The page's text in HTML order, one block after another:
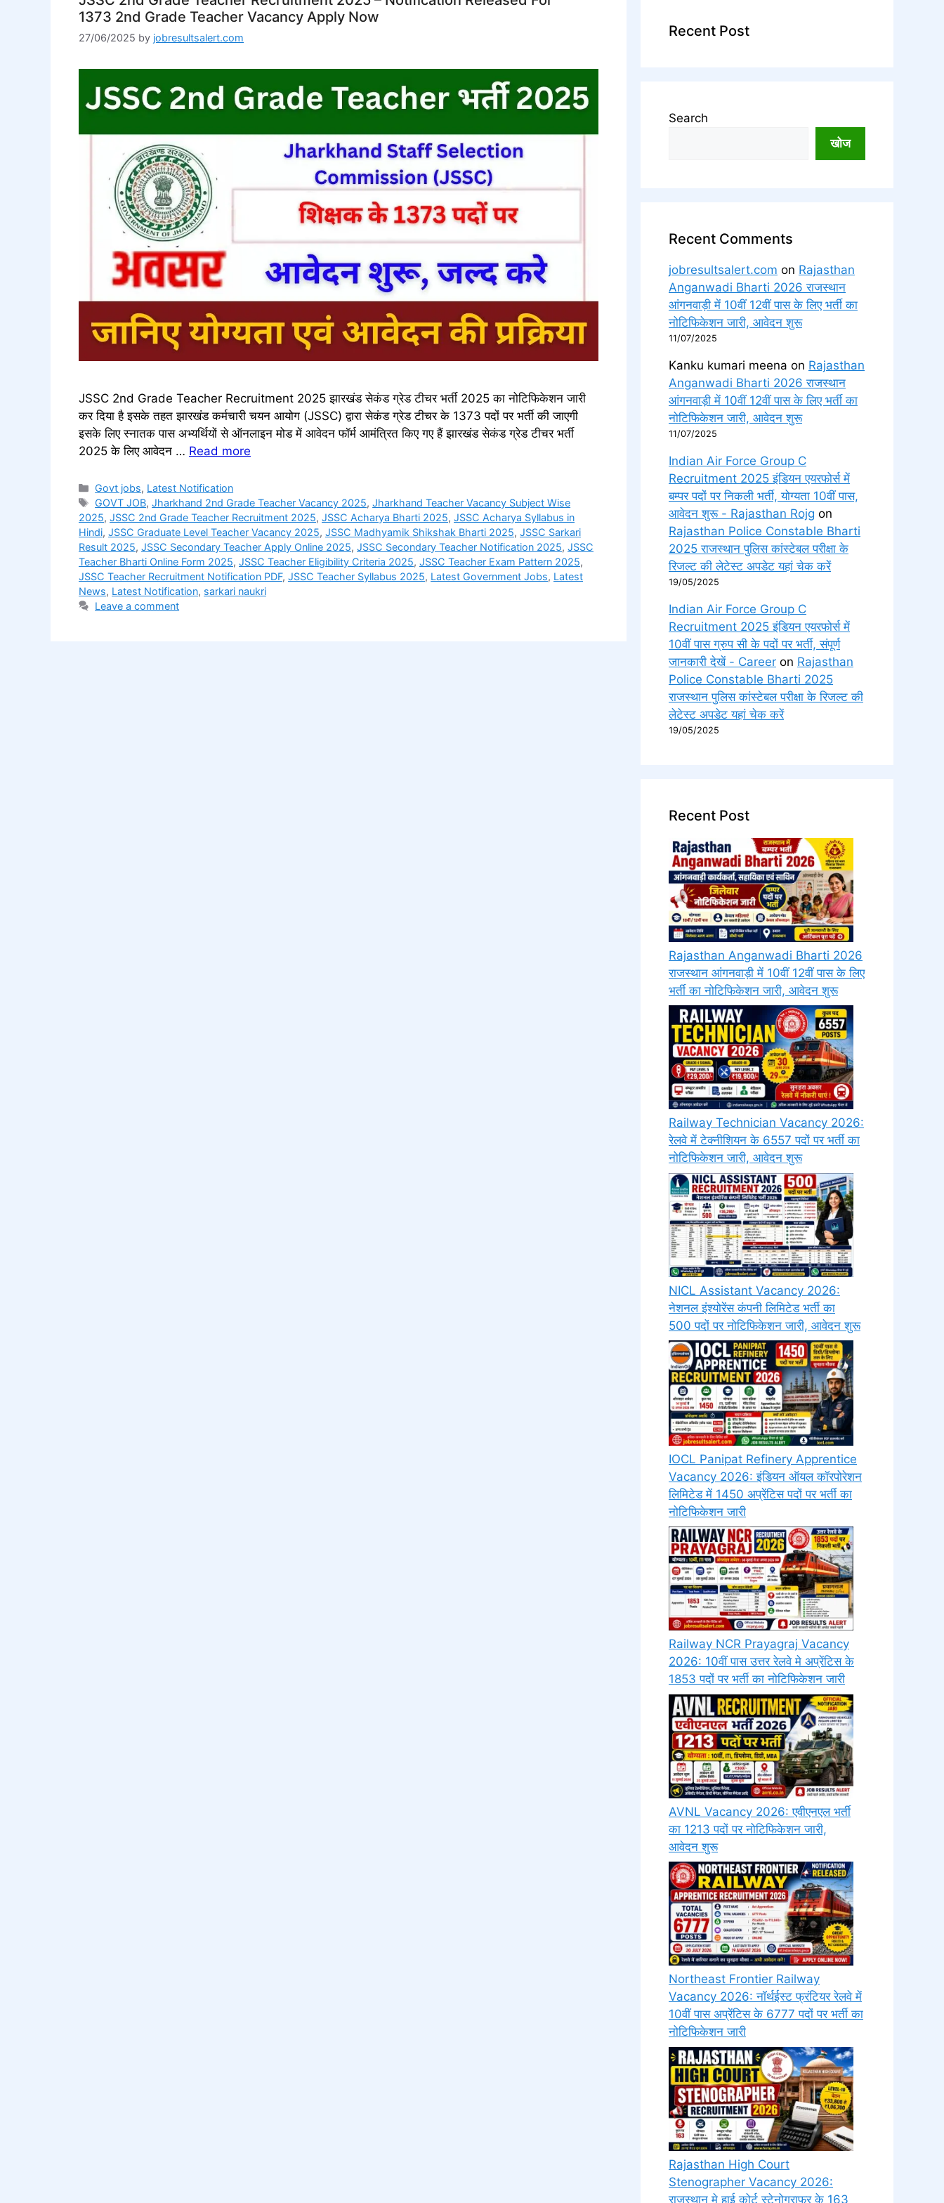
1373 2nd Grade Teacher Vacancy Apply Now
27/06/2025 by jobresultsalert.com
JSSC 2nd Grade Teacher Recruitment 2025 झारखंड सेकंड ग्रेड टीचर भर्ती 2025 का नोटिफिकेशन जारी
कर दिया है इसके तहत झारखंड कर्मचारी चयन आयोग (JSSC) द्वारा सेकंड ग्रेड टीचर के 1373 पदों पर भर्ती की जाएगी
इसके लिए स्नातक पास अभ्यर्थियों से ऑनलाइन मोड में आवेदन फॉर्म आमंत्रित किए गए हैं झारखंड सेकंड ग्रेड टीचर भर्ती
2025 के लिए आवेदन … Read more
Categories
Govt jobs, Latest Notification
Tags
GOVT JOB,Jharkhand 2nd Grade Teacher Vacancy 2025,Jharkhand Teacher Vacancy Subject Wise
2025, JSSC 2nd Grade Teacher Recruitment 2025, JSSC Acharya Bharti 2025, JSSC Acharya Syllabus in
Hindi, JSSC Graduate Level Teacher Vacancy 2025, JSSC Madhyamik Shikshak Bharti 2025, JSSC Sarkari
Result 2025, JSSC Secondary Teacher Apply Online 2025, JSSC Secondary Teacher Notification 2025, JSSC
Teacher Bharti Online Form 2025, JSSC Teacher Eligibility Criteria 2025, JSSC Teacher Exam Pattern 2025,
JSSC Teacher Recruitment Notification PDF, JSSC Teacher Syllabus 2025, Latest Government Jobs, Latest
News, Latest Notification, sarkari naukri
Leave a comment
Recent Post
Search
खोज
Recent Comments
jobresultsalert.com on Rajasthan
Anganwadi Bharti 2026 राजस्थान
आंगनवाड़ी में 10वीं 12वीं पास के लिए भर्ती का
नोटिफिकेशन जारी, आवेदन शुरू
11/07/2025
Kanku kumari meena on Rajasthan
Anganwadi Bharti 2026 राजस्थान
आंगनवाड़ी में 10वीं 12वीं पास के लिए भर्ती का
नोटिफिकेशन जारी, आवेदन शुरू
11/07/2025
Indian Air Force Group C
Recruitment 2025 इंडियन एयरफोर्स में
बम्पर पदों पर निकली भर्ती, योग्यता 10वीं पास,
आवेदन शुरू - Rajasthan Rojg on
Rajasthan Police Constable Bharti
2025 राजस्थान पुलिस कांस्टेबल परीक्षा के
रिजल्ट की लेटेस्ट अपडेट यहां चेक करें
19/05/2025
Indian Air Force Group C
Recruitment 2025 इंडियन एयरफोर्स में
10वीं पास ग्रुप सी के पदों पर भर्ती, संपूर्ण
जानकारी देखें - Career on Rajasthan
Police Constable Bharti 2025
राजस्थान पुलिस कांस्टेबल परीक्षा के रिजल्ट की
लेटेस्ट अपडेट यहां चेक करें
19/05/2025
Recent Post
Rajasthan Anganwadi Bharti 2026
राजस्थान आंगनवाड़ी में 10वीं 12वीं पास के लिए
भर्ती का नोटिफिकेशन जारी, आवेदन शुरू
Railway Technician Vacancy 2026:
रेलवे में टेक्नीशियन के 6557 पदों पर भर्ती का
नोटिफिकेशन जारी, आवेदन शुरू
NICL Assistant Vacancy 2026:
नेशनल इंश्योरेंस कंपनी लिमिटेड भर्ती का
500 पदों पर नोटिफिकेशन जारी, आवेदन शुरू
IOCL Panipat Refinery Apprentice
Vacancy 2026: इंडियन ऑयल कॉरपोरेशन
लिमिटेड में 1450 अप्रेंटिस पदों पर भर्ती का
नोटिफिकेशन जारी
Railway NCR Prayagraj Vacancy
2026: 10वीं पास उत्तर रेलवे मे अप्रेंटिस के
1853 पदों पर भर्ती का नोटिफिकेशन जारी
AVNL Vacancy 2026: एवीएनएल भर्ती
का 1213 पदों पर नोटिफिकेशन जारी,
आवेदन शुरू
Northeast Frontier Railway
Vacancy 2026: नॉर्थईस्ट फ्रंटियर रेलवे में
10वीं पास अप्रेंटिस के 6777 पदों पर भर्ती का
नोटिफिकेशन जारी
Rajasthan High Court
Stenographer Vacancy 2026:
राजस्थान मे हाई कोर्ट स्टेनोग्राफर के 163